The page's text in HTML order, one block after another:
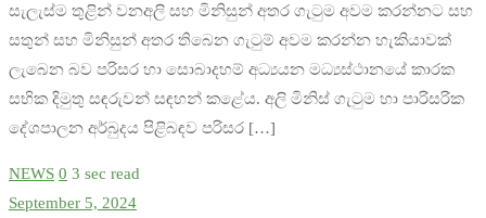
සැලැස්ම තුළින් වනඅලි සහ මිනිසුන් අතර ගැටුම අවම කරන්නට සහ
සතුන් සහ මිනිසුන් අතර තිබෙන ගැටුම් අවම කරන්න හැකියාවක්
ලැබෙන බව පරිසර හා සොබාදහම් අධ්‍යයන මධ්‍යස්ථානයේ කාරක
සභික දිමුතු සඳරුවන් සඳහන් කළේය. අලි මිනිස් ගැටුම හා පාරිසරික
දේශපාලන අර්බුදය පිළිබඳව පරිසර […]
NEWS 0 3 sec read
September 5, 2024